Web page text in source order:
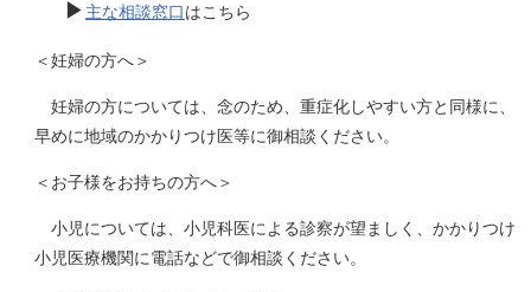
▶ 主な相談窓口はこちら
＜妊婦の方へ＞
妊婦の方については、念のため、重症化しやすい方と同様に、
早めに地域のかかりつけ医等に御相談ください。
＜お子様をお持ちの方へ＞
小児については、小児科医による診察が望ましく、かかりつけ
小児医療機関に電話などで御相談ください。